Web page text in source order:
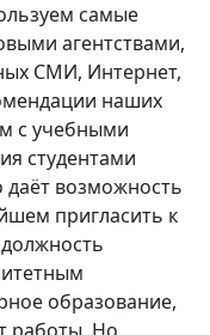
самые
агентствами,
СМИ, Интернет,
наших
с учебными
студентами
даёт возможность
пригласить к
образование,